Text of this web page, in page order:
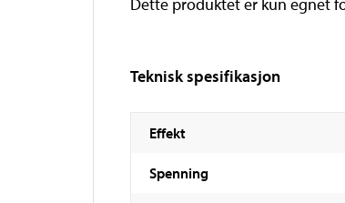
Dette produktet er kun egnet
Teknisk spesifikasjon
Effekt
Spenning